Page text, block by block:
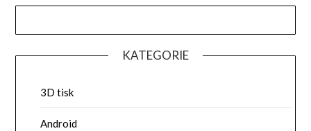
KATEGORIE
3D tisk
Android